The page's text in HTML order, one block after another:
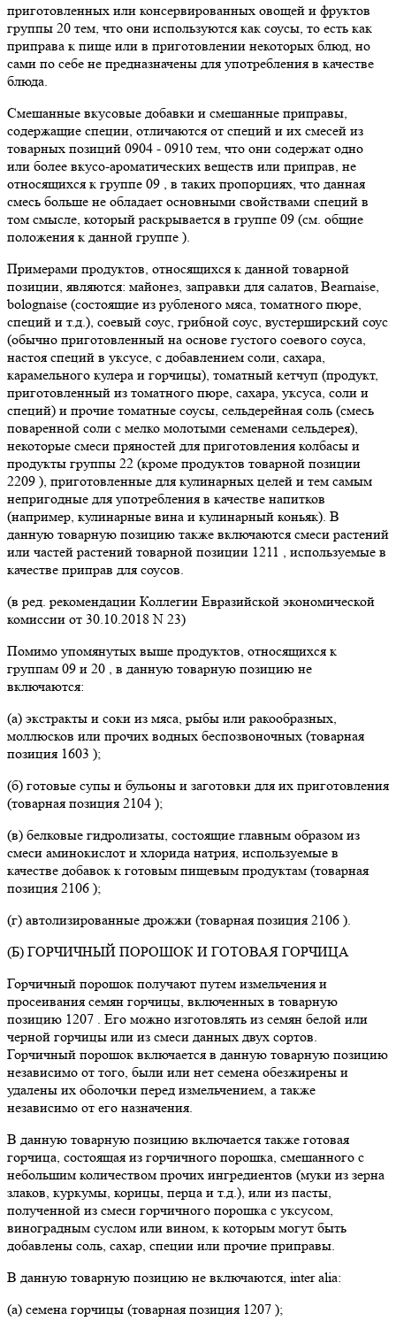
приготовленных или консервированных овощей и фруктов
группы 20 тем, что они используются как соусы, то есть как
приправа к пище или в приготовлении некоторых блюд, но
сами по себе не предназначены для употребления в качестве
блюда.
Смешанные вкусовые добавки и смешанные приправы,
содержащие специи, отличаются от специй и их смесей из
товарных позиций 0904 - 0910 тем, что они содержат одно
или более вкусо-ароматических веществ или приправ, не
относящихся к группе 09 , в таких пропорциях, что данная
смесь больше не обладает основными свойствами специй в
том смысле, который раскрывается в группе 09 (см. общие
положения к данной группе ).
Примерами продуктов, относящихся к данной товарной
позиции, являются: майонез, заправки для салатов, Bearnaise,
bolognaise (состоящие из рубленого мяса, томатного пюре,
специй и т.д.), соевый соус, грибной соус, вустерширский соус
(обычно приготовленный на основе густого соевого соуса,
настоя специй в уксусе, с добавлением соли, сахара,
карамельного кулера и горчицы), томатный кетчуп (продукт,
приготовленный из томатного пюре, сахара, уксуса, соли и
специй) и прочие томатные соусы, сельдерейная соль (смесь
поваренной соли с мелко молотыми семенами сельдерея),
некоторые смеси пряностей для приготовления колбасы и
продукты группы 22 (кроме продуктов товарной позиции
2209 ), приготовленные для кулинарных целей и тем самым
непригодные для употребления в качестве напитков
(например, кулинарные вина и кулинарный коньяк). В
данную товарную позицию также включаются смеси растений
или частей растений товарной позиции 1211 , используемые в
качестве приправ для соусов.
(в ред. рекомендации Коллегии Евразийской экономической
комиссии от 30.10.2018 N 23)
Помимо упомянутых выше продуктов, относящихся к
группам 09 и 20 , в данную товарную позицию не
включаются:
(а) экстракты и соки из мяса, рыбы или ракообразных,
моллюсков или прочих водных беспозвоночных (товарная
позиция 1603 );
(б) готовые супы и бульоны и заготовки для их приготовления
(товарная позиция 2104 );
(в) белковые гидролизаты, состоящие главным образом из
смеси аминокислот и хлорида натрия, используемые в
качестве добавок к готовым пищевым продуктам (товарная
позиция 2106 );
(г) автолизированные дрожжи (товарная позиция 2106 ).
(Б) ГОРЧИЧНЫЙ ПОРОШОК И ГОТОВАЯ ГОРЧИЦА
Горчичный порошок получают путем измельчения и
просеивания семян горчицы, включенных в товарную
позицию 1207 . Его можно изготовлять из семян белой или
черной горчицы или из смеси данных двух сортов.
Горчичный порошок включается в данную товарную позицию
независимо от того, были или нет семена обезжирены и
удалены их оболочки перед измельчением, а также
независимо от его назначения.
В данную товарную позицию включается также готовая
горчица, состоящая из горчичного порошка, смешанного с
небольшим количеством прочих ингредиентов (муки из зерна
злаков, куркумы, корицы, перца и т.д.), или из пасты,
полученной из смеси горчичного порошка с уксусом,
виноградным суслом или вином, к которым могут быть
добавлены соль, сахар, специи или прочие приправы.
В данную товарную позицию не включаются, inter alia:
(а) семена горчицы (товарная позиция 1207 );